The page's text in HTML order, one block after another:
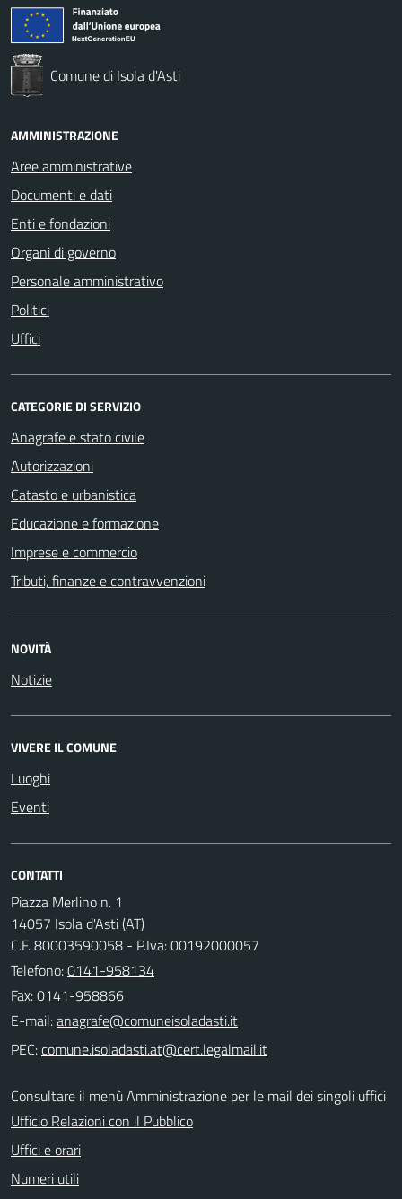
Comune di Isola d'Asti
AMMINISTRAZIONE
Aree amministrative
Documenti e dati
Enti e fondazioni
Organi di governo
Personale amministrativo
Politici
Uffici
CATEGORIE DI SERVIZIO
Anagrafe e stato civile
Autorizzazioni
Catasto e urbanistica
Educazione e formazione
Imprese e commercio
Tributi, finanze e contravvenzioni
NOVITÀ
Notizie
VIVERE IL COMUNE
Luoghi
Eventi
CONTATTI
Piazza Merlino n. 1
14057 Isola d'Asti (AT)
C.F. 80003590058 - P.Iva: 00192000057
Telefono:0141-958134
Fax: 0141-958866
E-mail:
PEC:
Consultare il menù Amministrazione per le mail dei singoli uffici
Ufficio Relazioni con il Pubblico
Uffici e orari
Numeri utili